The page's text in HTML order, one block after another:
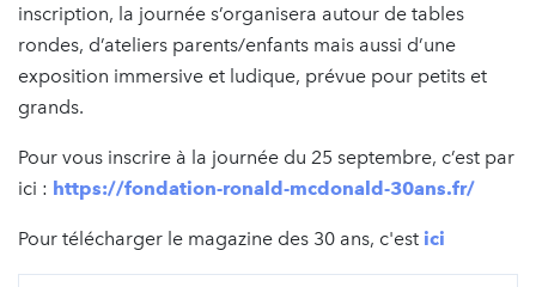
inscription, la journée s’organisera autour de tables
rondes, d’ateliers parents/enfants mais aussi d’une
exposition immersive et ludique, prévue pour petits et
grands.
Pour vous inscrire à la journée du 25 septembre, c’est par
ici : https://fondation-ronald-mcdonald-30ans.fr/
Pour télécharger le magazine des 30 ans, c'est ici